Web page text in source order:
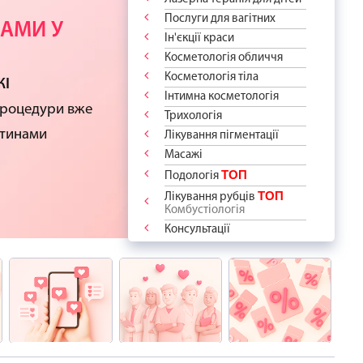
Послуги для вагітних
Ін'єкції краси
Косметологія обличчя
Косметологія тіла
Інтимна косметологія
Трихологія
Лікування пігментації
Масажі
Подологія ТОП
Лікування рубців ТОП
Комбустіологія
Консультації
зафіксуйте
У
вже
1600 грн
для Вас і
✨
знижкою -
до краси
із
СПОКІЙ
ВАС
ветеранів